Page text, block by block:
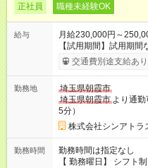
正社員 職種未経験OK
給与
月給230,000円～
【試用期間】試用期間
交通費別途支給あり
勤務地
埼玉県朝霞市
埼玉県朝霞市 より通
5分）
株式会社シンアトラ
勤務時間
勤務時間は指定なし
【 勤務曜日】 シフト制 土